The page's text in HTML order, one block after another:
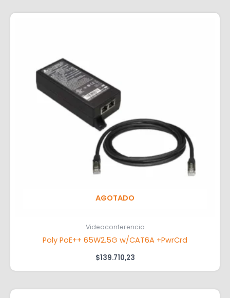
AGOTADO
Videoconferencia
Poly PoE++ 65W2.5G w/CAT6A +PwrCrd
$139.710,23